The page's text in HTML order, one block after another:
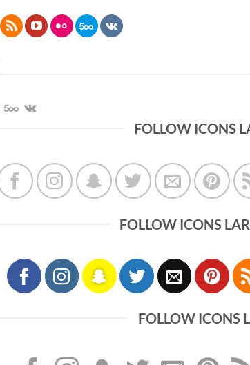
FOLLOW ICONS
FOLLOW ICONS
FOLLOW ICONS